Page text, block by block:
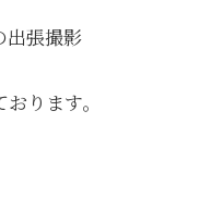
出張撮影
ります。